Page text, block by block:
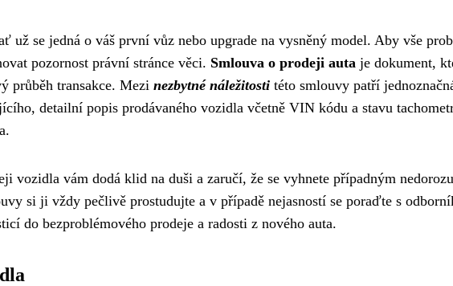
už se jedná o váš první vůz nebo upgrade na vysněný model. Aby vše
pozornost právní stránce věci. Smlouva o prodeji auta je dokument,
průběh transakce. Mezi nezbytné náležitosti této smlouvy patří
detailní popis prodávaného vozidla včetně VIN kódu a stavu
vozidla vám dodá klid na duši a zaručí, že se vyhnete případným
si ji vždy pečlivě prostudujte a v případě nejasností se poraďte s
do bezproblémového prodeje a radosti z nového auta.